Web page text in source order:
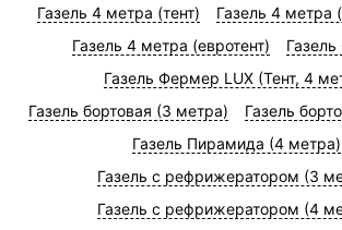
Газель 4 метра (тент)
Газель 4 метра
Газель 4 метра (евротент)
Газель Фермер LUX (Тент, 4
Газель бортовая (3 метра)
Газель
Газель Пирамида (4 метра)
Газель с рефрижератором (3
Газель с рефрижератором (4